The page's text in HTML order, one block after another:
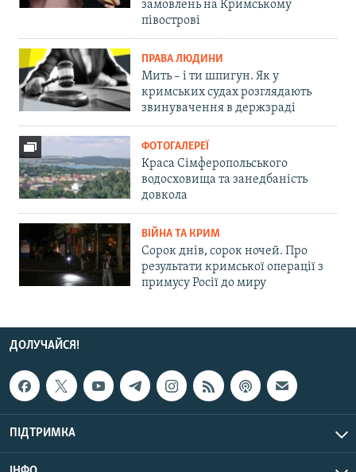
замовлень на Кримському
півострові
ПРАВА ЛЮДИНИ
Мить – і ти шпигун. Як у
кримських судах розглядають
звинувачення в держзраді
ФОТОГАЛЕРЕЇ
Краса Сімферопольського
водосховища та занедбаність
довкола
ВІЙНА ТА КРИМ
Сорок днів, сорок ночей. Про
результати кримської операції з
примусу Росії до миру
ДОЛУЧАЙСЯ!
ПІДТРИМКА